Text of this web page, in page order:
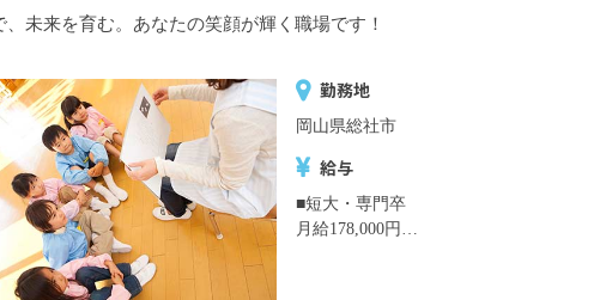
、未来を育む。あなたの笑顔が輝く職場です！
勤務地
岡山県総社市
給与
■短大・専門卒
月給178,000円